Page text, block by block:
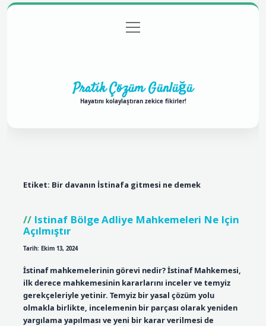
Gizlilik Politikası
menüyü
aç
Pratik Çözüm Günlüğü
Hayatını kolaylaştıran zekice fikirler!
Etiket: Bir davanın İstinafa gitmesi ne demek
Istinaf Bölge Adliye Mahkemeleri Ne Için
Açılmıştır
Tarih: Ekim 13, 2024
İstinaf mahkemelerinin görevi nedir? İstinaf Mahkemesi,
ilk derece mahkemesinin kararlarını inceler ve temyiz
gerekçeleriyle yetinir. Temyiz bir yasal çözüm yolu
olmakla birlikte, incelemenin bir parçası olarak yeniden
yargılama yapılması ve yeni bir karar verilmesi de